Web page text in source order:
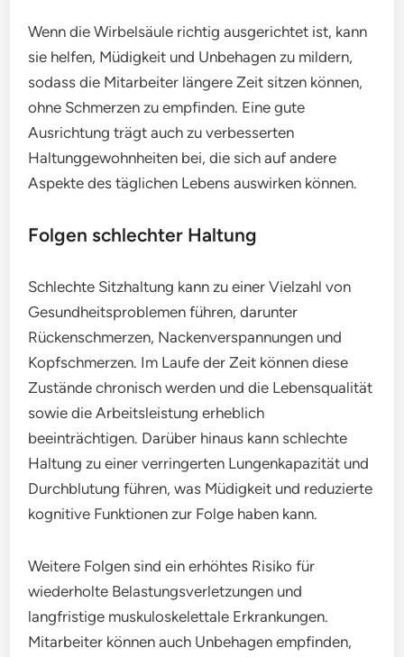
Wenn die Wirbelsäule richtig ausgerichtet ist, kann
sie helfen, Müdigkeit und Unbehagen zu mildern,
sodass die Mitarbeiter längere Zeit sitzen können,
ohne Schmerzen zu empfinden. Eine gute
Ausrichtung trägt auch zu verbesserten
Haltunggewohnheiten bei, die sich auf andere
Aspekte des täglichen Lebens auswirken können.
Folgen schlechter Haltung
Schlechte Sitzhaltung kann zu einer Vielzahl von
Gesundheitsproblemen führen, darunter
Rückenschmerzen, Nackenverspannungen und
Kopfschmerzen. Im Laufe der Zeit können diese
Zustände chronisch werden und die Lebensqualität
sowie die Arbeitsleistung erheblich
beeinträchtigen. Darüber hinaus kann schlechte
Haltung zu einer verringerten Lungenkapazität und
Durchblutung führen, was Müdigkeit und reduzierte
kognitive Funktionen zur Folge haben kann.
Weitere Folgen sind ein erhöhtes Risiko für
wiederholte Belastungsverletzungen und
langfristige muskuloskelettale Erkrankungen.
Mitarbeiter können auch Unbehagen empfinden,